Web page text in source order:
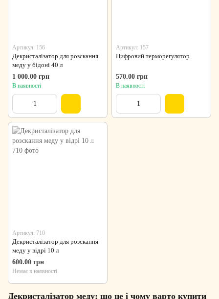
Артикул: 156
Декристалізатор для розскання
меду у бідоні 40 л
1 000.00 грн
В наявності
Артикул: 157
Цифровий терморегулятор
570.00 грн
В наявності
Артикул: 710
Декристалізатор для розскання
меду у відрі 10 л
600.00 грн
Немає в наявності
Декристалізатор меду: що це і чому варто купити